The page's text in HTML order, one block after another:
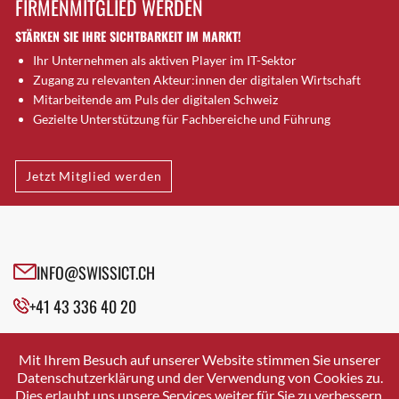
Brütten
Bubendorf
Bubikon
Buchs (SG)
Burgdorf
Bülach
Cazis
Cham
Davos Platz
Davos Platz 1
Dietikon
Dietlikon
FIRMENMITGLIED WERDEN
STÄRKEN SIE IHRE SICHTBARKEIT IM MARKT!
Ihr Unternehmen als aktiven Player im IT-Sektor
Zugang zu relevanten Akteur:innen der digitalen Wirtschaft
Mitarbeitende am Puls der digitalen Schweiz
Gezielte Unterstützung für Fachbereiche und Führung
Jetzt Mitglied werden
INFO@SWISSICT.CH
+41 43 336 40 20
SWISSICT
VULKANSTRASSE 120
8048 ZURICH
Mit Ihrem Besuch auf unserer Website stimmen Sie unserer
Datenschutzerklärung und der Verwendung von Cookies zu.
Dies erlaubt uns unsere Services weiter für Sie zu verbessern.